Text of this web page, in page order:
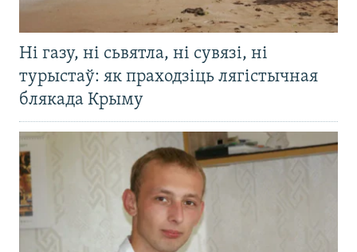
Ні газу, ні сьвятла, ні сувязі, ні
турыстаў: як праходзіць лягістычная
блякада Крыму